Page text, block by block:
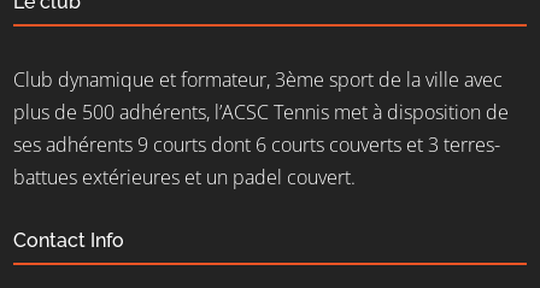
Club dynamique et formateur, 3ème sport de la ville avec
plus de 500 adhérents, l’ACSC Tennis met à disposition de
ses adhérents 9 courts dont 6 courts couverts et 3 terres-
battues extérieures et un padel couvert.
Contact Info